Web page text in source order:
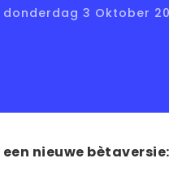
3 Oktober
nieuwe